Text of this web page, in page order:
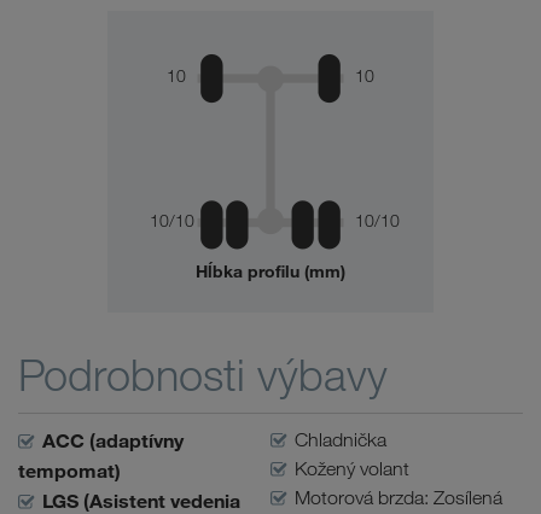
10 10
10/10 10/10
Hĺbka profilu (mm)
Podrobnosti výbavy
ACC (adaptívny
tempomat)
LGS (Asistent vedenia
Chladnička
Kožený volant
Motorová brzda: Zosílená